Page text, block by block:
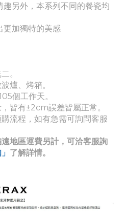
趣另外，本系列不同的餐瓷均
更加獨特的美感
。
爐、烤箱。
個工作天。
皆有±2cm誤差皆屬正常。
流程，如有急需可詢問客服
地區運費另計，可洽客服詢
了解詳情。